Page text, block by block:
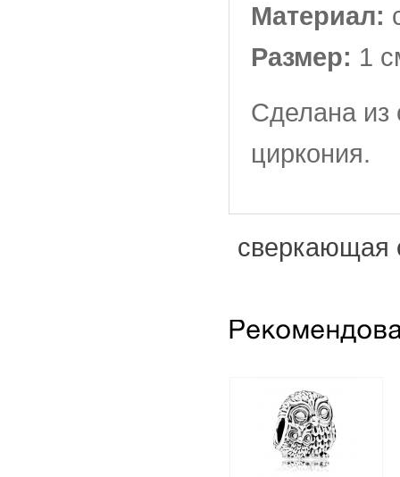
Материал:
Размер: 1
Сделана из
циркония.
сверкающая
Шарм "Очаровательные
совы" (серебро 925
пробы)